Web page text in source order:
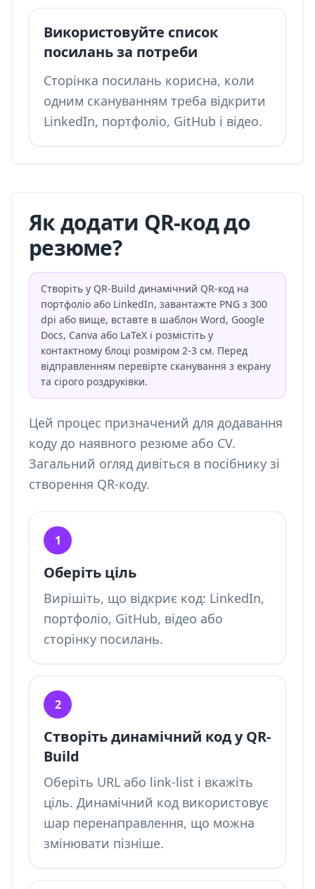
Використовуйте список
посилань за потреби
Сторінка посилань корисна, коли
одним скануванням треба відкрити
LinkedIn, портфоліо, GitHub і відео.
Як додати QR-код до
резюме?
Створіть у QR-Build динамічний QR-код на
портфоліо або LinkedIn, завантажте PNG з 300
dpi або вище, вставте в шаблон Word, Google
Docs, Canva або LaTeX і розмістіть у
контактному блоці розміром 2-3 см. Перед
відправленням перевірте сканування з екрану
та сірого роздруківки.
Цей процес призначений для додавання
коду до наявного резюме або CV.
Загальний огляд дивіться в посібнику зі
створення QR-коду.
1
Оберіть ціль
Вирішіть, що відкриє код: LinkedIn,
портфоліо, GitHub, відео або
сторінку посилань.
2
Створіть динамічний код у QR-
Build
Оберіть URL або link-list і вкажіть
ціль. Динамічний код використовує
шар перенаправлення, що можна
змінювати пізніше.